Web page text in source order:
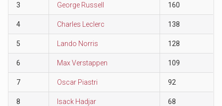
3 George Russell 160
4 Charles Leclerc 138
5 Lando Norris 128
6 Max Verstappen 109
7 Oscar Piastri 92
8 Isack Hadjar 68